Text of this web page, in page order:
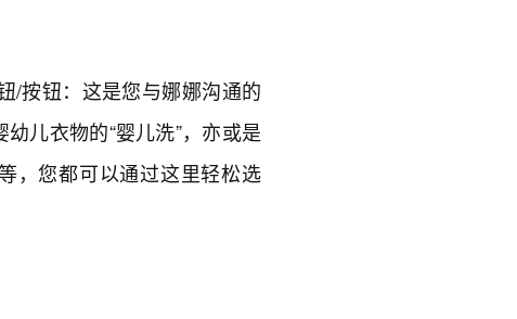
/按钮：这是您与娜娜沟通的
幼儿衣物的“婴儿洗”，亦或是
，您都可以通过这里轻松选